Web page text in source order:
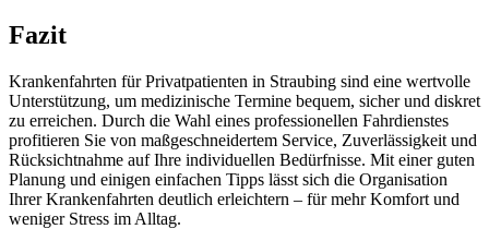
Fazit
Krankenfahrten für Privatpatienten in Straubing sind eine wertvolle
Unterstützung, um medizinische Termine bequem, sicher und diskret
zu erreichen. Durch die Wahl eines professionellen Fahrdienstes
profitieren Sie von maßgeschneidertem Service, Zuverlässigkeit und
Rücksichtnahme auf Ihre individuellen Bedürfnisse. Mit einer guten
Planung und einigen einfachen Tipps lässt sich die Organisation
Ihrer Krankenfahrten deutlich erleichtern – für mehr Komfort und
weniger Stress im Alltag.